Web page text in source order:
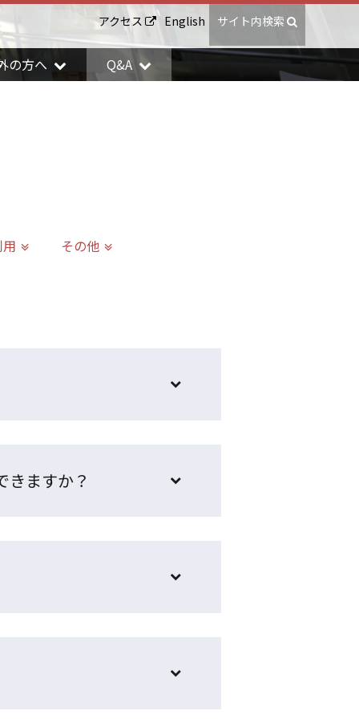
アクセス English サイト内検索
の方へ Q&A
その他
きますか？